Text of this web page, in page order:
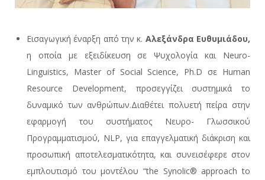
Εισαγωγική έναρξη από την κ. Αλεξάνδρα Ευθυμιάδου,
η οποία με εξειδίκευση σε Ψυχολογία και Neuro-
Linguistics, Master of Social Science, Ph.D σε Human
Resource Development, προσεγγίζει συστημικά το
δυναμικό των ανθρώπων.Διαθέτει πολυετή πείρα στην
εφαρμογή του συστήματος Νευρο- Γλωσσικού
Προγραμματισμού, NLP, για επαγγελματική διάκριση και
προσωπική αποτελεσματικότητα, και συνεισέφερε στον
εμπλουτισμό του μοντέλου “the Synolic® approach to